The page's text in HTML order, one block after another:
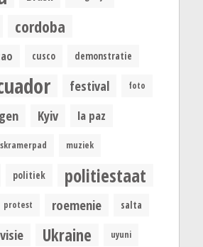
cordoba
cusco demonstratie
festival foto
Kyiv la paz
muziek
politiek politiestaat
protest roemenie salta
Ukraine uyuni